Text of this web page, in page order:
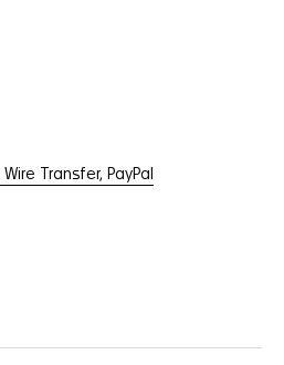
Transfer, PayPal